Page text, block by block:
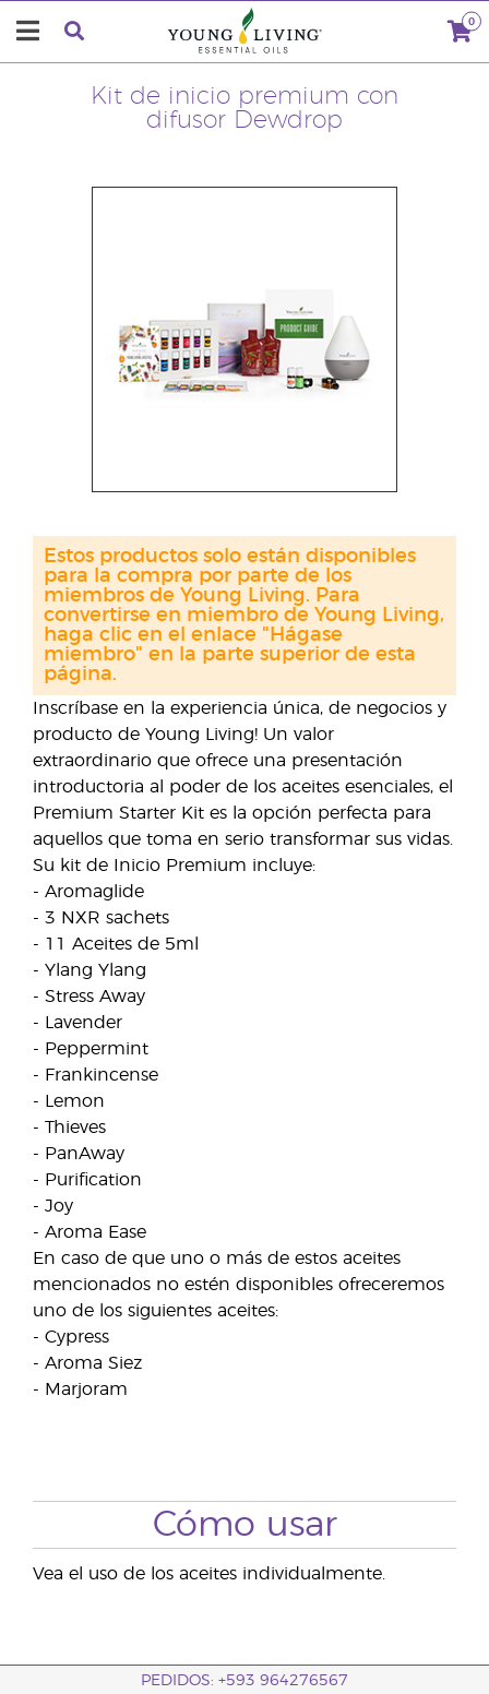
0
Kit de inicio premium con
difusor Dewdrop
Inscríbase en la experiencia única, de negocios y
producto de Young Living! Un valor
extraordinario que ofrece una presentación
introductoria al poder de los aceites esenciales, el
Premium Starter Kit es la opción perfecta para
aquellos que toma en serio transformar sus vidas.
Su kit de Inicio Premium incluye:
- Aromaglide
- 3 NXR sachets
- 11 Aceites de 5ml
- Ylang Ylang
- Stress Away
- Lavender
- Peppermint
- Frankincense
- Lemon
- Thieves
- PanAway
- Purification
- Joy
- Aroma Ease
En caso de que uno o más de estos aceites
mencionados no estén disponibles ofreceremos
uno de los siguientes aceites:
- Cypress
- Aroma Siez
- Marjoram
Estos productos solo están disponibles
para la compra por parte de los
miembros de Young Living. Para
convertirse en miembro de Young Living,
haga clic en el enlace "Hágase
miembro" en la parte superior de esta
página.
Cómo usar
Vea el uso de los aceites individualmente.
PEDIDOS: +593 964276567